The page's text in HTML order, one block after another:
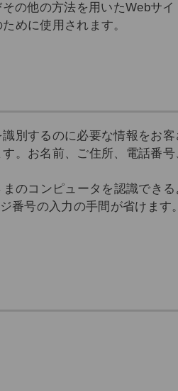
の他の方法を用いたWebサ
めに使用されます。
別するのに必要な情報をお
。お名前、ご住所、電話番
のコンピュータを認識でき
番号の入力の手間が省けま